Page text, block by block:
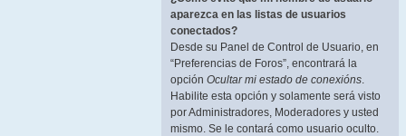
aparezca en las listas de usuarios
conectados?
Desde su Panel de Control de Usuario, en
“Preferencias de Foros”, encontrará la
opción Ocultar mi estado de conexións.
Habilite esta opción y solamente será visto
por Administradores, Moderadores y usted
mismo. Se le contará como usuario oculto.